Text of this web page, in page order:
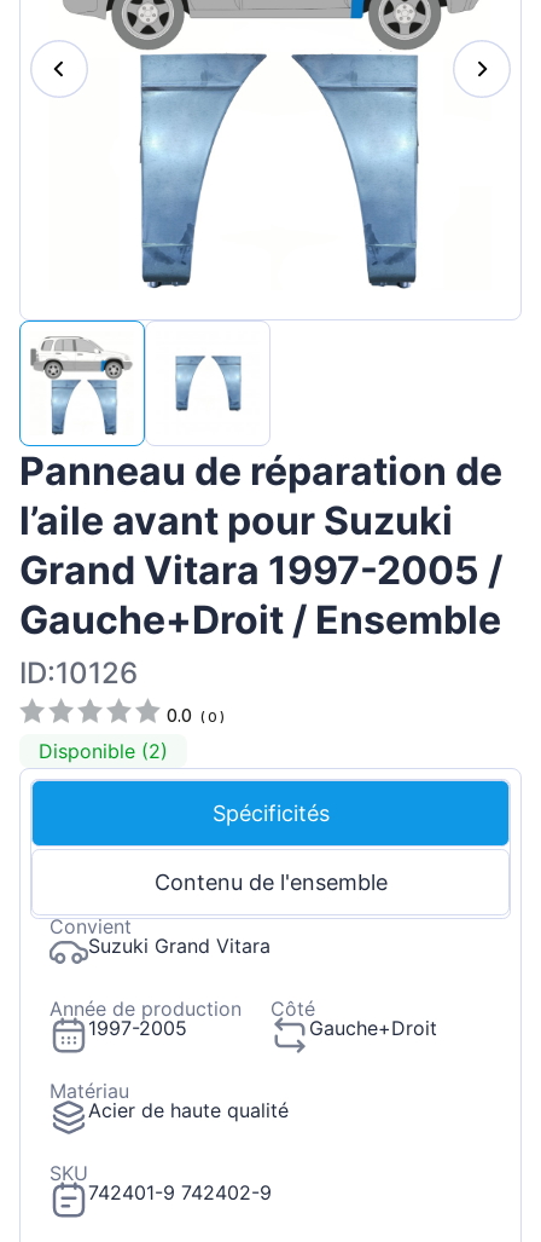
Magyar
Hrvatski
Português
Panneau de réparation de
l’aile avant pour Suzuki
Grand Vitara 1997-2005 /
Gauche+Droit / Ensemble
ID:10126
0.0 (0 )
Disponible (2)
Spécificités
Contenu de l'ensemble
Convient
Suzuki Grand Vitara
Année de production
1997-2005
Côté
Gauche+Droit
Matériau
Acier de haute qualité
SKU
742401-9 742402-9